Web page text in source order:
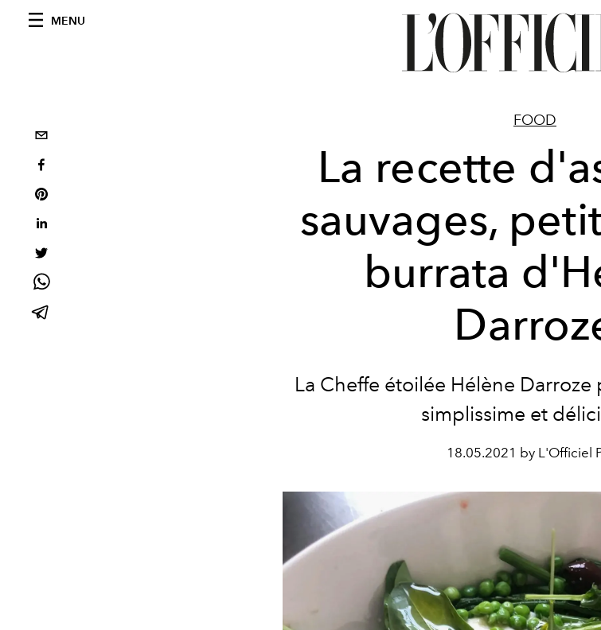
MENU
FOOD
La recette
sauvages,
burrata
La Cheffe étoilée Hélène
simplissime et
18.05.2021 by L'Officiel